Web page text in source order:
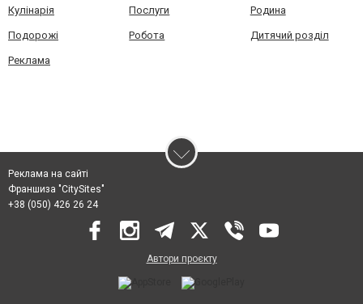
Кулінарія Послуги Родина
Подорожі Робота Дитячий розділ
Реклама
Реклама на сайті
Франшиза "CitySites"
+38 (050) 426 26 24
Автори проєкту